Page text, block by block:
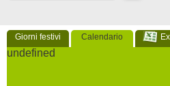
Giorni festivi Calendario
undefined